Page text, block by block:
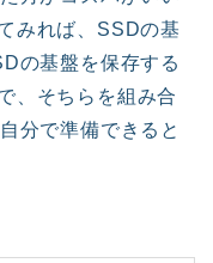
みれば、SSDの基
の基盤を保存する
、そちらを組み合
分で準備できると